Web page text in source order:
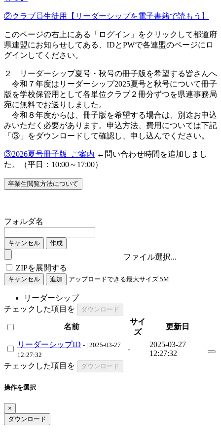
②クラブ員生徒用【リーダーシップを電子書籍で読もう】
このページの右上にある「ログイン」をクリックして都道府
県連盟にお知らせしてある、IDとPWで各連盟のページにロ
グインしてください。
２ リーダーシップ夏号・秋号の冊子版を希望する皆さんへ
令和７年度はリーダーシップ2025夏号と秋号について冊子
版を学校保管用として各単位クラブ２冊分ずつを県連事務局
宛に無料でお送りしました。
令和８年度からは、冊子版を希望する場合は、別途お申込
みいただく必要があります。申込方法、費用については下記
「③」をダウンロードして確認し、申し込んでください。
③2026夏号冊子版_ご案内 ←問い合わせ時間を追加しまし
た。（平日：10:00～17:00）
卒業生閲覧方法について
フォルダ名
キャンセル 作成
ファイル選択...
ZIPを展開する
キャンセル 追加 アップロードできる最大サイズ 5M
リーダーシップ
チェックした項目を
ダウンロード
名前
サイ
ズ
更新日
リーダーシップID - | 2025-03-27
12:27:32
-
2025-03-27
12:27:32
チェックした項目を
ダウンロード
操作を選択
×
ダウンロード